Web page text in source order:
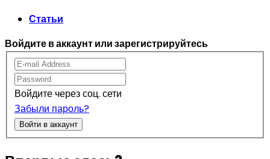
Статьи
Войдите в аккаунт или зарегистрируйтесь
Войдите через соц. сети
Забыли пароль?
Войти в аккаунт